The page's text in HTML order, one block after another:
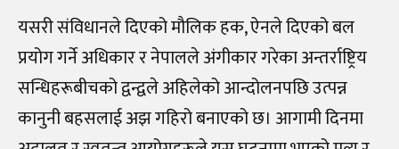
यसरी संविधानले दिएको मौलिक हक, ऐनले दिएको बल
प्रयोग गर्ने अधिकार र नेपालले अंगीकार गरेका अन्तर्राष्ट्रिय
सन्धिहरूबीचको द्वन्द्वले अहिलेको आन्दोलनपछि उत्पन्न
कानुनी बहसलाई अझ गहिरो बनाएको छ। आगामी दिनमा